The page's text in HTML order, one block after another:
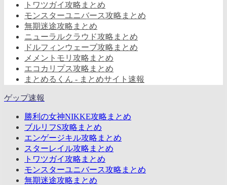
トワツガイ攻略まとめ
モンスターユニバース攻略まとめ
無期迷途攻略まとめ
ニューラルクラウド攻略まとめ
ドルフィンウェーブ攻略まとめ
メメントモリ攻略まとめ
エコカリプス攻略まとめ
まとめるくん - まとめサイト速報
ゲップ速報
勝利の女神NIKKE攻略まとめ
ブルリフS攻略まとめ
エンゲージキル攻略まとめ
スターレイル攻略まとめ
トワツガイ攻略まとめ
モンスターユニバース攻略まとめ
無期迷途攻略まとめ